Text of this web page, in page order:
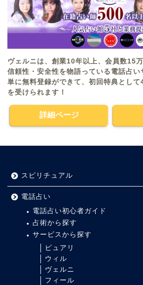
ヴェルニは、創業10年以上、会員数15
信頼性・安全性を物語っている電話占
単に無料登録ができて、初回特典とし
を受けられます！
詳細ページ
スピリチュアル
電話占い
電話占い初心者ガイド
占術から探す
サービスから探す
ピュアリ
ウィル
ヴェルニ
フィール